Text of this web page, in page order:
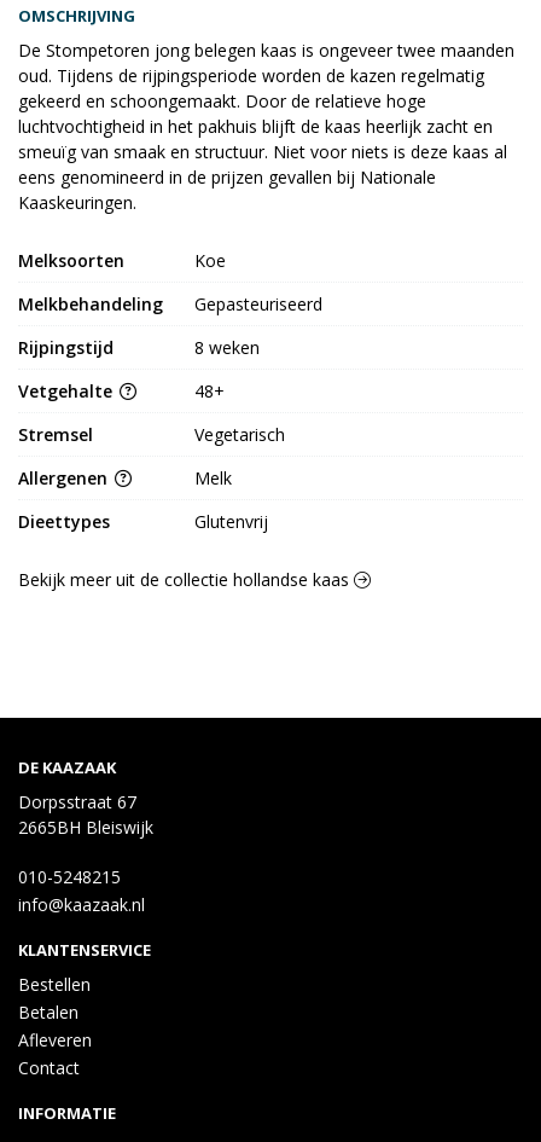
OMSCHRIJVING
De Stompetoren jong belegen kaas is ongeveer twee maanden
oud. Tijdens de rijpingsperiode worden de kazen regelmatig
gekeerd en schoongemaakt. Door de relatieve hoge
luchtvochtigheid in het pakhuis blijft de kaas heerlijk zacht en
smeuïg van smaak en structuur. Niet voor niets is deze kaas al
eens genomineerd in de prijzen gevallen bij Nationale
Kaaskeuringen.
Melksoorten
Koe
Melkbehandeling
Gepasteuriseerd
Rijpingstijd
8 weken
Vetgehalte
48+
Stremsel
Vegetarisch
Allergenen
Melk
Dieettypes
Glutenvrij
Bekijk meer uit de collectie hollandse kaas
DE KAAZAAK
Dorpsstraat 67
2665BH Bleiswijk
010-5248215
info@kaazaak.nl
KLANTENSERVICE
Bestellen
Betalen
Afleveren
Contact
INFORMATIE